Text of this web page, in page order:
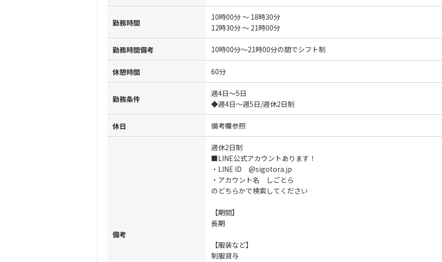
勤務時間
10時00分 ～ 18時30分
12時30分 ～ 21時00分
勤務時間備考 10時00分～21時00分の間でシフト制
休憩時間 60分
勤務条件
週4日～5日
◆週4日～週5日/週休2日制
休日 備考欄参照
備考
週休2日制
■LINE公式アカウントあります！
・LINE ID @sigotora.jp
・アカウント名 しごとら
のどちらかで検索してください
【期間】
長期
【服装など】
制服貸与